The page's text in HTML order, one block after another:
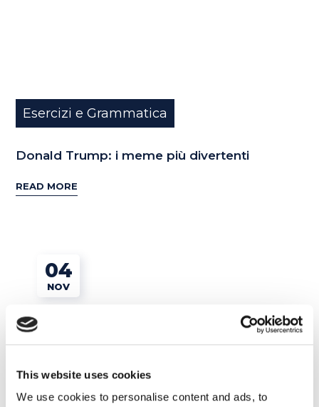
This website uses cookies
We use cookies to personalise content and ads, to
Esercizi e Grammatica
Donald Trump: i meme più divertenti
READ MORE
04
NOV